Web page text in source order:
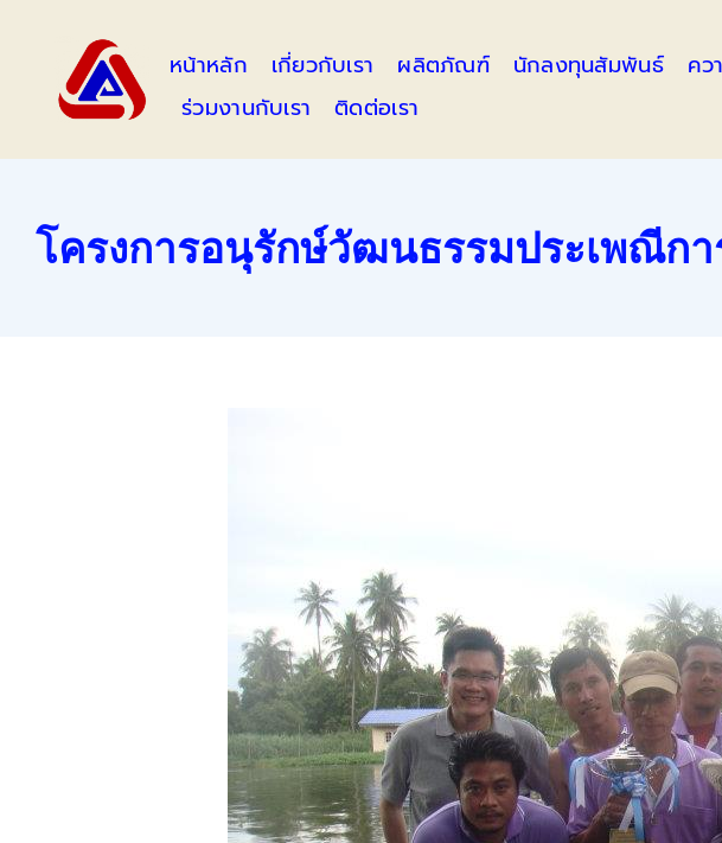
หน้าหลัก เกี่ยวกับเรา ผลิตภัณฑ์ นักลงทุนสัมพันธ์ คว
ร่วมงานกับเรา
ติดต่อเรา
โครงการอนุรักษ์วัฒนธรรมประเพณีกา